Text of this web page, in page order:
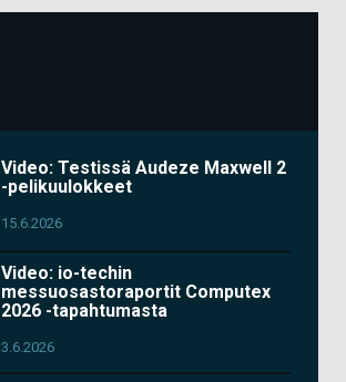
Video: Testissä Audeze Maxwell 2
-pelikuulokkeet
15.6.2026
Video: io-techin
messuosastoraportit Computex
2026 -tapahtumasta
3.6.2026